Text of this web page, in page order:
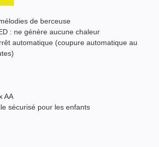
de berceuse
: ne génère aucune chaleur
automatique (coupure automatique au
AA
sécurisé pour les enfants